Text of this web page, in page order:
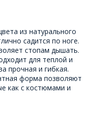
из натурального
садится по ноге.
стопам дышать.
для теплой и
прочная и гибкая.
форма позволяют
как с костюмами и